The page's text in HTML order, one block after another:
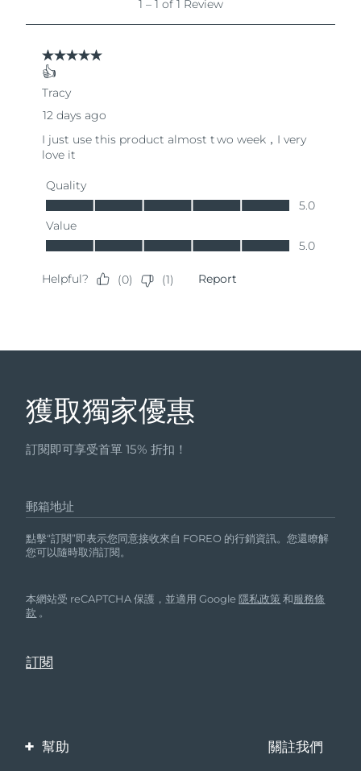
獲取獨家優惠
訂閱即可享受首單 15% 折扣！
郵箱地址
點擊“訂閱”即表示您同意接收來自 FOREO 的行銷資訊。您還瞭解
您可以隨時取消訂閱。
本網站受 reCAPTCHA 保護，並適用 Google隱私政策 和服務條
款 。
幫助 關註我們